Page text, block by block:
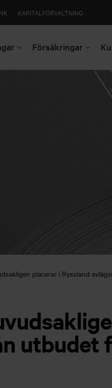
KAPITALFÖRVALTNING
Försäkringar
placerar i Ryssland
utbudet